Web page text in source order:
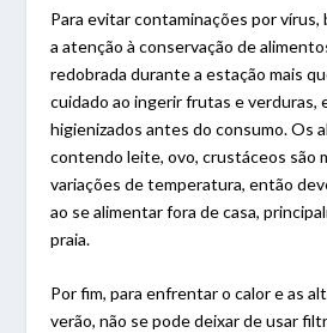
Para evitar contaminações por
a atenção à conservação de
redobrada durante a estação mais
cuidado ao ingerir frutas e verduras,
higienizados antes do consumo. Os
contendo leite, ovo, crustáceos são
variações de temperatura, então
ao se alimentar fora de casa,
praia.
Por fim, para enfrentar o calor e as
verão, não se pode deixar de usar